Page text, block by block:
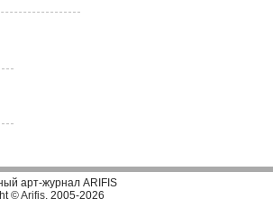
арт-журнал ARIFIS
©Arifis, 2005-2026